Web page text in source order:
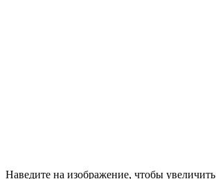
Наведите на изображение, чтобы